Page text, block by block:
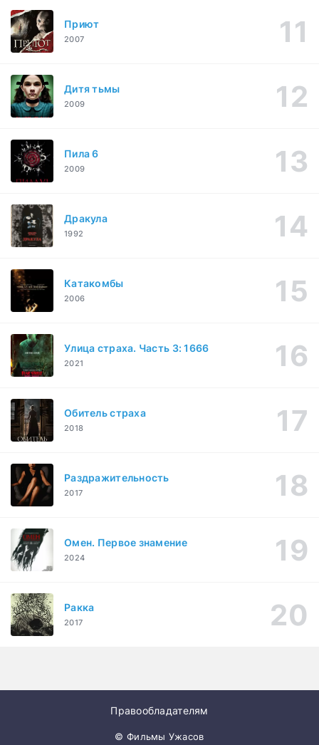
Приют
2007
Дитя тьмы
2009
Пила 6
2009
Дракула
1992
Катакомбы
2006
Улица страха. Часть 3: 1666
2021
Обитель страха
2018
Раздражительность
2017
Омен. Первое знамение
2024
Ракка
2017
Правообладателям
© Фильмы Ужасов